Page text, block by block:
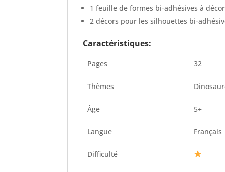
1 feuille de formes bi-adhésives à
2 décors pour les silhouettes bi-
Caractéristiques:
Pages 32
Thèmes
Âge 5+
Langue Français
Difficulté